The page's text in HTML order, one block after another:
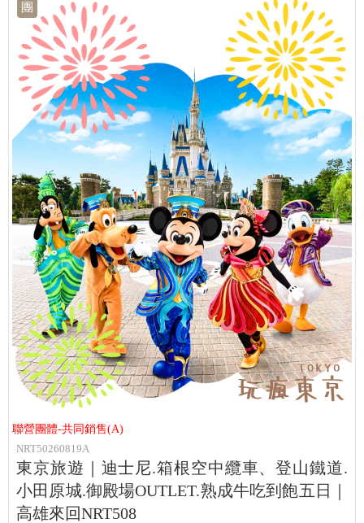
團
聯營團體-共同銷售(A)
NRT50260819A
東京旅遊｜迪士尼.箱根空中纜車、登山鐵道.
小田原城.御殿場OUTLET.熟成牛吃到飽五日｜
高雄來回NRT508